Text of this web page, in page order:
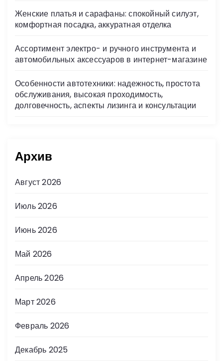
Женские платья и сарафаны: спокойный силуэт,
комфортная посадка, аккуратная отделка
Ассортимент электро- и ручного инструмента и
автомобильных аксессуаров в интернет-магазине
Особенности автотехники: надежность, простота
обслуживания, высокая проходимость,
долговечность, аспекты лизинга и консультации
Архив
Август 2026
Июль 2026
Июнь 2026
Май 2026
Апрель 2026
Март 2026
Февраль 2026
Декабрь 2025